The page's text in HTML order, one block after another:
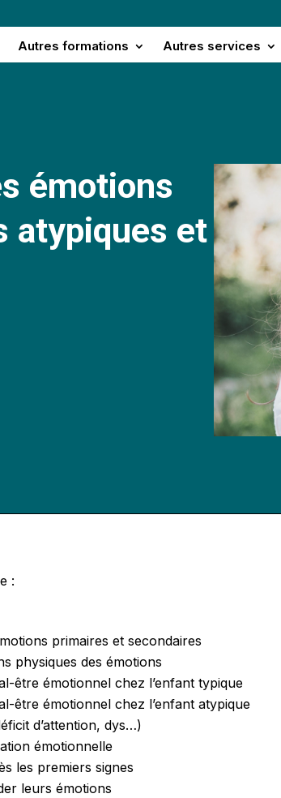
Autres formations Autres services
émotions
atypiques et
:
primaires et secondaires
physiques des émotions
être émotionnel chez l’enfant typique
être émotionnel chez l’enfant atypique
d’attention, dys…)
émotionnelle
les premiers signes
leurs émotions